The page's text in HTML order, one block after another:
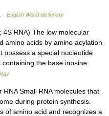
English World dictionary
RNA) The low molecular
amino acids by amino acylation
possess a special nucleotide
the base inosine.
Small RNA molecules that
during protein synthesis.
of amino acid and recognizes a